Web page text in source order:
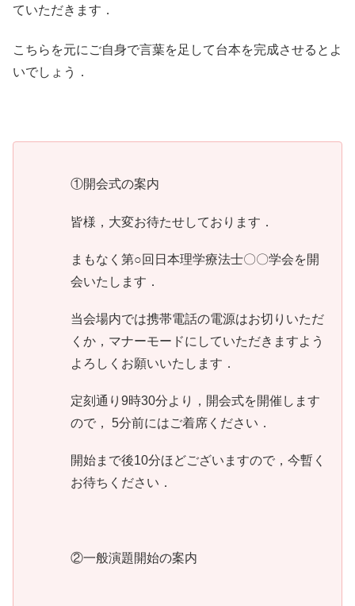
ていただきます．
こちらを元にご自身で言葉を足して台本を完成させるとよ
いでしょう．
①開会式の案内
皆様，大変お待たせしております．
まもなく第○回日本理学療法士〇〇学会を開
会いたします．
当会場内では携帯電話の電源はお切りいただ
くか，マナーモードにしていただきますよう
よろしくお願いいたします．
定刻通り9時30分より，開会式を開催します
ので， 5分前にはご着席ください．
開始まで後10分ほどございますので，今暫く
お待ちください．
②一般演題開始の案内